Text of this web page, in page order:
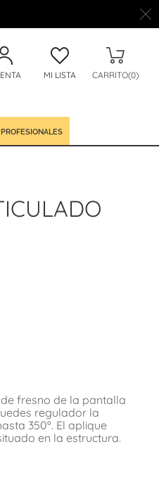
MI LISTA CARRITO(0)
PROFESIONALES
fresno de la pantalla
regulador la
350º. El aplique
en la estructura.